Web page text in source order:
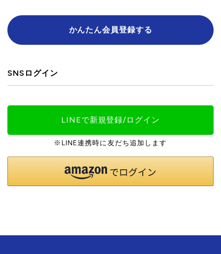
かんたん会員登録する
SNSログイン
LINEで新規登録/ログイン
※LINE連携時に友だち追加します